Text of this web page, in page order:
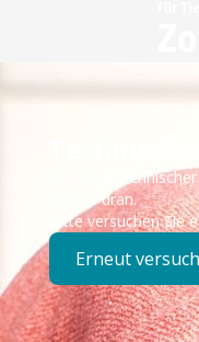
Es ist ein
bereits dran.
Bitte versuchen Sie
Erneut